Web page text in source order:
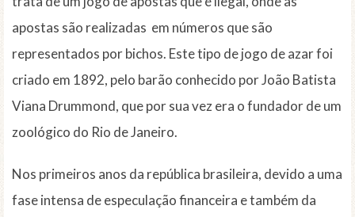
apostas são realizadas em números que são
representados por bichos. Este tipo de jogo de azar foi
criado em 1892, pelo barão conhecido por João Batista
Viana Drummond, que por sua vez era o fundador de um
zoológico do Rio de Janeiro.
Nos primeiros anos da república brasileira, devido a uma
fase intensa de especulação financeira e também da